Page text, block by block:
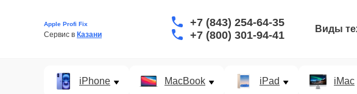
Apple Profi Fix
Сервис в Казани
+7 (843) 254-64-35
+7 (800) 301-94-41
Виды
iPhone MacBook iPad iMac